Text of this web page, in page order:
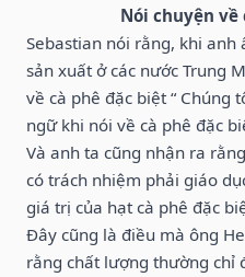
Nói chuyện về
Sebastian nói rằng, khi
sản xuất ở các nước Trung
về cà phê đặc biệt “ Chúng
ngữ khi nói về cà phê đặc
Và anh ta cũng nhận ra
có trách nhiệm phải giáo
giá trị của hạt cà phê đặc
Đây cũng là điều mà ông
rằng chất lượng thường chỉ